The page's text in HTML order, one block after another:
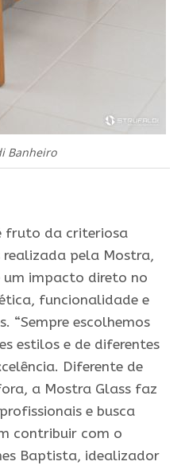
Banheiro
fruto da criteriosa
realizada pela Mostra,
um impacto direto no
funcionalidade e
“Sempre escolhemos
estilos e de diferentes
Diferente de
a Mostra Glass faz
e busca
contribuir com o
Baptista, idealizador